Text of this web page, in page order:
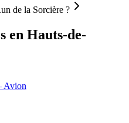
de la Sorcière ?
en Hauts-de-
Avion